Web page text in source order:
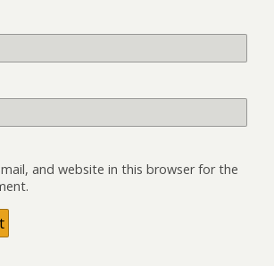
and website in this browser for the